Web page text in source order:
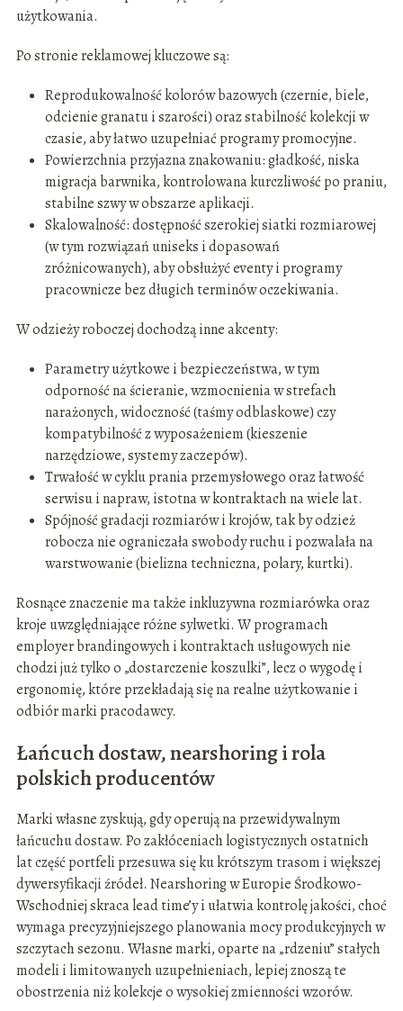
użytkowania.
Po stronie reklamowej kluczowe są:
Reprodukowalność kolorów bazowych (czernie, biele,
odcienie granatu i szarości) oraz stabilność kolekcji w
czasie, aby łatwo uzupełniać programy promocyjne.
Powierzchnia przyjazna znakowaniu: gładkość, niska
migracja barwnika, kontrolowana kurczliwość po praniu,
stabilne szwy w obszarze aplikacji.
Skalowalność: dostępność szerokiej siatki rozmiarowej
(w tym rozwiązań uniseks i dopasowań
zróżnicowanych), aby obsłużyć eventy i programy
pracownicze bez długich terminów oczekiwania.
W odzieży roboczej dochodzą inne akcenty:
Parametry użytkowe i bezpieczeństwa, w tym
odporność na ścieranie, wzmocnienia w strefach
narażonych, widoczność (taśmy odblaskowe) czy
kompatybilność z wyposażeniem (kieszenie
narzędziowe, systemy zaczepów).
Trwałość w cyklu prania przemysłowego oraz łatwość
serwisu i napraw, istotna w kontraktach na wiele lat.
Spójność gradacji rozmiarów i krojów, tak by odzież
robocza nie ograniczała swobody ruchu i pozwalała na
warstwowanie (bielizna techniczna, polary, kurtki).
Rosnące znaczenie ma także inkluzywna rozmiarówka oraz
kroje uwzględniające różne sylwetki. W programach
employer brandingowych i kontraktach usługowych nie
chodzi już tylko o „dostarczenie koszulki”, lecz o wygodę i
ergonomię, które przekładają się na realne użytkowanie i
odbiór marki pracodawcy.
Łańcuch dostaw, nearshoring i rola
polskich producentów
Marki własne zyskują, gdy operują na przewidywalnym
łańcuchu dostaw. Po zakłóceniach logistycznych ostatnich
lat część portfeli przesuwa się ku krótszym trasom i większej
dywersyfikacji źródeł. Nearshoring w Europie Środkowo-
Wschodniej skraca lead time’y i ułatwia kontrolę jakości, choć
wymaga precyzyjniejszego planowania mocy produkcyjnych w
szczytach sezonu. Własne marki, oparte na „rdzeniu” stałych
modeli i limitowanych uzupełnieniach, lepiej znoszą te
obostrzenia niż kolekcje o wysokiej zmienności wzorów.